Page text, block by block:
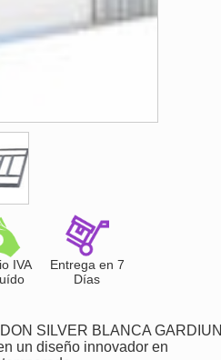
IVA
Entrega en 7
Días
SILVER BLANCA GARDIUN
un diseño innovador en